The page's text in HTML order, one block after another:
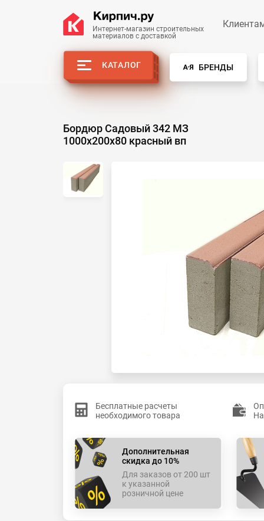
Интернет-магазин строительных
материалов с доставкой
КАТАЛОГ БРЕНДЫ
Бордюр Садовый 342 МЗ
1000х200х80 красный вп
Бесплатные расчеты
необходимого товара
Дополнительная
скидка до 10%
Для заказов от 200 шт
к указанной
розничной цене